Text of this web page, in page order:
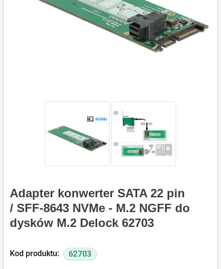
Adapter konwerter SATA 22 pin
/ SFF-8643 NVMe - M.2 NGFF do
dysków M.2 Delock 62703
Kod produktu: 62703